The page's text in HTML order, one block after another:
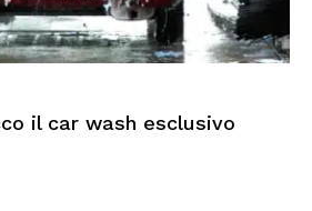
il car wash esclusivo